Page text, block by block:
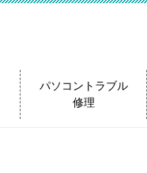
パソコントラブル
修理